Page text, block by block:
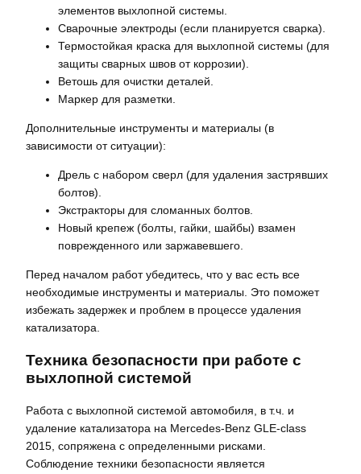
элементов выхлопной системы.
Сварочные электроды (если планируется сварка).
Термостойкая краска для выхлопной системы (для
защиты сварных швов от коррозии).
Ветошь для очистки деталей.
Маркер для разметки.
Дополнительные инструменты и материалы (в
зависимости от ситуации):
Дрель с набором сверл (для удаления застрявших
болтов).
Экстракторы для сломанных болтов.
Новый крепеж (болты, гайки, шайбы) взамен
поврежденного или заржавевшего.
Перед началом работ убедитесь, что у вас есть все
необходимые инструменты и материалы. Это поможет
избежать задержек и проблем в процессе удаления
катализатора.
Техника безопасности при работе с
выхлопной системой
Работа с выхлопной системой автомобиля, в т.ч. и
удаление катализатора на Mercedes-Benz GLE-class
2015, сопряжена с определенными рисками.
Соблюдение техники безопасности является